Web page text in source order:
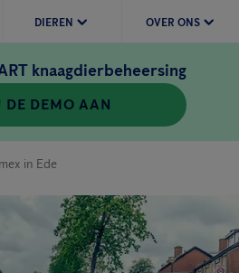
DIEREN OVER ONS
knaagdierbeheersing
DE DEMO AAN
in Ede